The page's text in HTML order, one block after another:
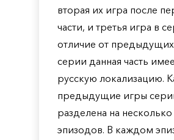
вторая их игра после
части, и третья игра в
отличие от
серии данная часть
русскую локализацию.
предыдущие игры
разделена на несколько
эпизодов. В каждом